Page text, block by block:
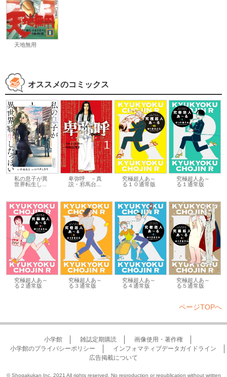
天地無用
オススメのコミックス
私の息子が異
世界転生し...
卑弥呼 －真
説・邪馬台...
究極超人あ～
る１０通常版
究極超人あ～
る１通常版
究極超人あ～
る２通常版
究極超人あ～
る３通常版
究極超人あ～
る４通常版
究極超人あ～
る５通常版
ページTOPへ
小学館 雑誌定期購読
画像使用・著作権
小学館のプライバシーポリシー
インフォマティブデータガイドライン
広告掲載について
© Shogakukan Inc. 2021 All rights reserved. No reproduction or republication without written